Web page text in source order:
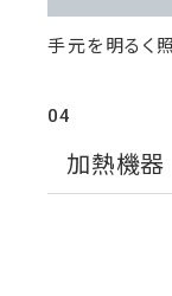
手元を明るく
04
加熱機器